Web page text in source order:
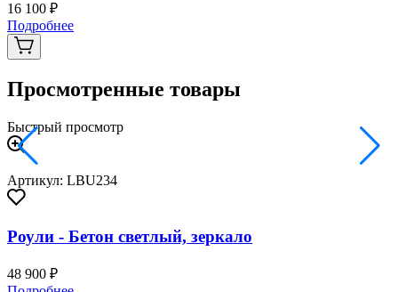
16 100 ₽
Подробнее
Просмотренные товары
Быстрый просмотр
Артикул: LBU234
Роули - Бетон светлый, зеркало
48 900 ₽